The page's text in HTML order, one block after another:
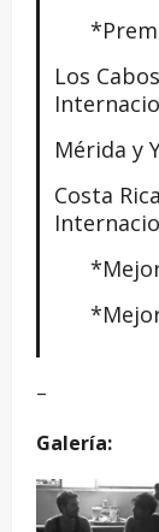
Los
Mérida y
Costa
–
Galería: